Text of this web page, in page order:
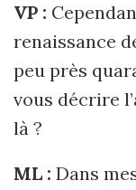
VP :
renaissance
peu près
vous décrire
là ?
ML : Dans